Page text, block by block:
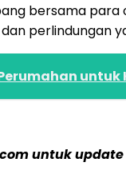
bersama
perlindungan
untuk